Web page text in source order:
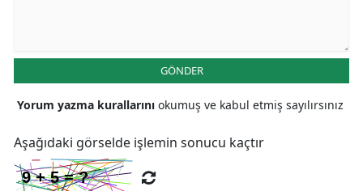
GÖNDER
Yorum yazma kurallarını okumuş ve kabul etmiş sayılırsınız
Aşağıdaki görselde işlemin sonucu kaçtır